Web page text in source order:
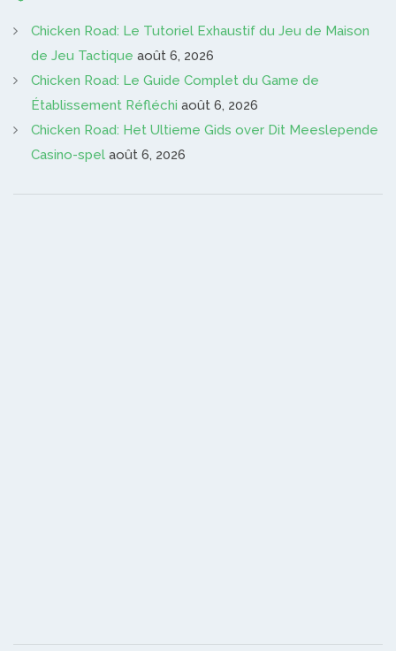
Chicken Road: Le Tutoriel Exhaustif du Jeu de Maison
de Jeu Tactique août 6, 2026
Chicken Road: Le Guide Complet du Game de
Établissement Réfléchi août 6, 2026
Chicken Road: Het Ultieme Gids over Dit Meeslepende
Casino-spel août 6, 2026